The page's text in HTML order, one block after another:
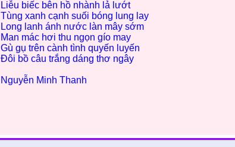
Liễu biếc bên hồ nhành lả lướt
Tùng xanh cạnh suối bóng lung lay
Long lanh ánh nước làn mây sớm
Man mác hơi thu ngọn gío may
Gù gụ trên cành tình quyến luyến
Đôi bồ câu trắng dáng thơ ngây
Nguyễn Minh Thanh